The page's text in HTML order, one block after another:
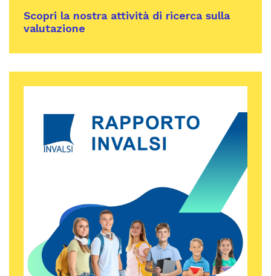
Scopri la nostra attività di ricerca sulla
valutazione